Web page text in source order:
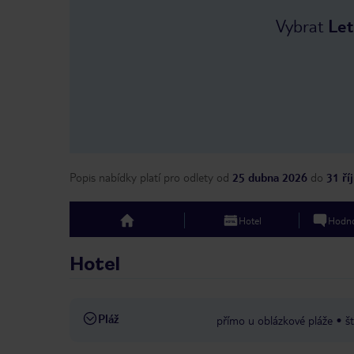
Vybrat
Popis nabídky platí pro odlety od 25 dubna 2026 do 31
top Hotel
Hotel
Pláž přímo u oblázkové pláže